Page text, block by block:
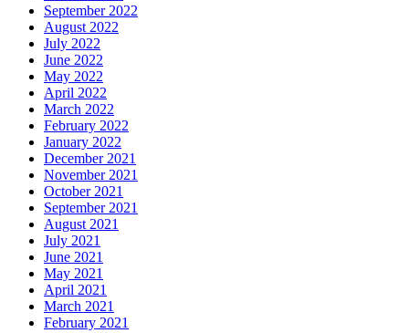
September 2022
August 2022
July 2022
June 2022
May 2022
April 2022
March 2022
February 2022
January 2022
December 2021
November 2021
October 2021
September 2021
August 2021
July 2021
June 2021
May 2021
April 2021
March 2021
February 2021